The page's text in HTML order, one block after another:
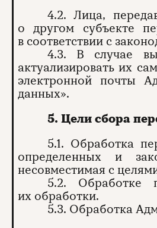
4.2. Лица,
о другом субъекте
в соответствии с
4.3. В случае
актуализировать их
электронной почты
данных».
5. Цели сбора
5.1. Обработка
определенных и
несовместимая с
5.2. Обработке
их обработки.
5.3. Обработка